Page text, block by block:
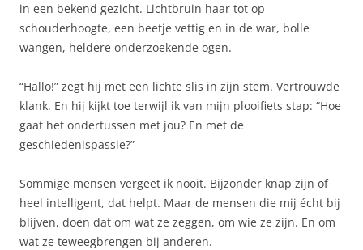
in een bekend gezicht. Lichtbruin haar tot op
schouderhoogte, een beetje vettig en in de war, bolle
wangen, heldere onderzoekende ogen.
“Hallo!” zegt hij met een lichte slis in zijn stem. Vertrouwde
klank. En hij kijkt toe terwijl ik van mijn plooifiets stap: “Hoe
gaat het ondertussen met jou? En met de
geschiedenispassie?”
Sommige mensen vergeet ik nooit. Bijzonder knap zijn of
heel intelligent, dat helpt. Maar de mensen die mij écht bij
blijven, doen dat om wat ze zeggen, om wie ze zijn. En om
wat ze teweegbrengen bij anderen.